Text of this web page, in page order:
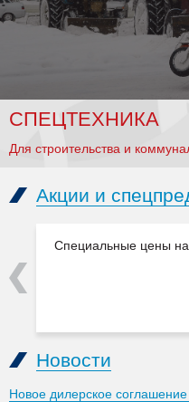
СПЕЦТЕХНИКА
Для строительства и
Акции и
Специальные цены на
Previous
Новости
Новое дилерское